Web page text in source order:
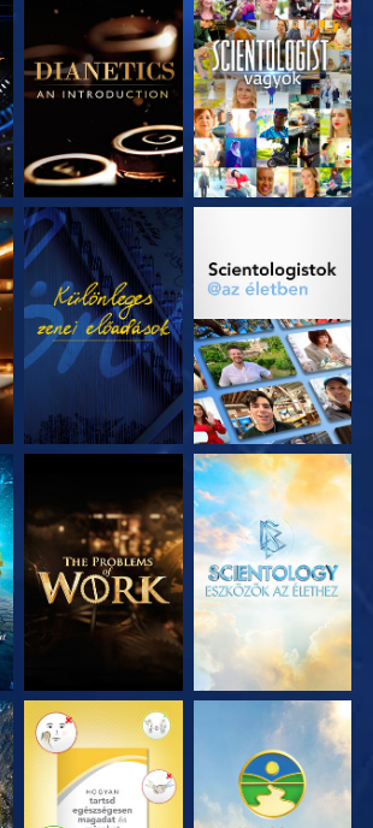
A SOROZAT
RÉSZEI
MŰSORNÉZÉS
MŰSORNÉZÉS
A SOROZAT
A SOROZAT
RÉSZEI
A SOROZAT
RÉSZEI
MŰSORNÉZÉS MŰSORNÉZÉS